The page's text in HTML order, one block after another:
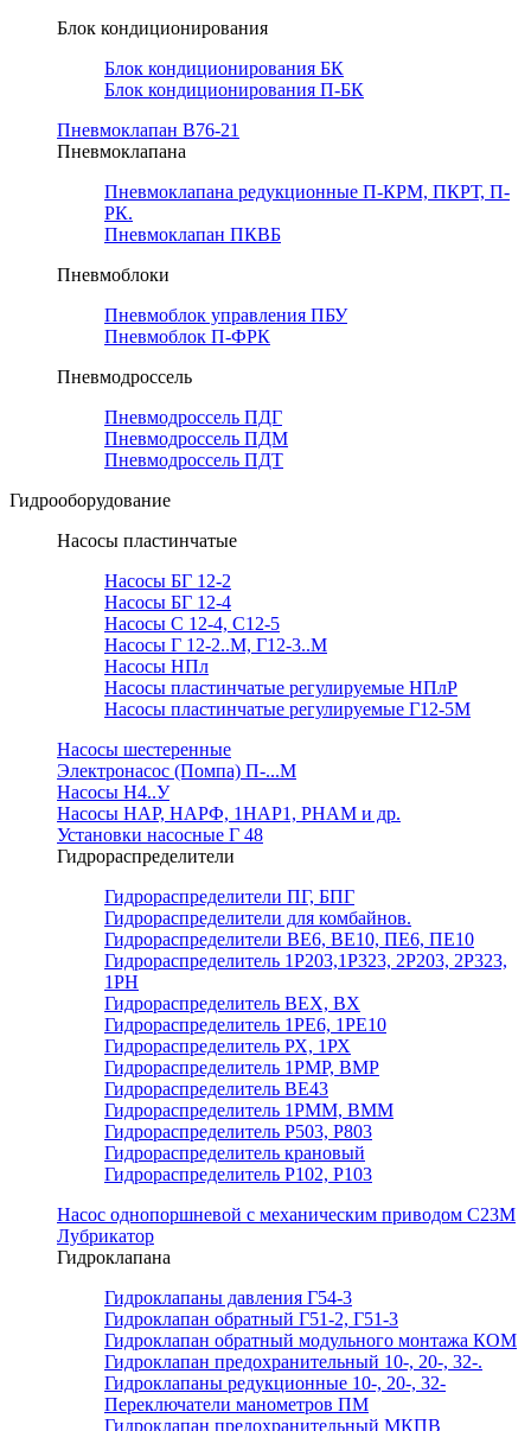
Блок кондиционирования
Блок кондиционирования БК
Блок кондиционирования П-БК
Пневмоклапан В76-21
Пневмоклапана
Пневмоклапана редукционные П-КРМ, ПКРТ, П-
РК.
Пневмоклапан ПКВБ
Пневмоблоки
Пневмоблок управления ПБУ
Пневмоблок П-ФРК
Пневмодроссель
Пневмодроссель ПДГ
Пневмодроссель ПДМ
Пневмодроссель ПДТ
Гидрооборудование
Насосы пластинчатые
Насосы БГ 12-2
Насосы БГ 12-4
Насосы С 12-4, С12-5
Насосы Г 12-2..М, Г12-3..М
Насосы НПл
Насосы пластинчатые регулируемые НПлР
Насосы пластинчатые регулируемые Г12-5М
Насосы шестеренные
Электронасос (Помпа) П-...М
Насосы Н4..У
Насосы НАР, НАРФ, 1НАР1, РНАМ и др.
Установки насосные Г 48
Гидрораспределители
Гидрораспределители ПГ, БПГ
Гидрораспределители для комбайнов.
Гидрораспределители ВЕ6, ВЕ10, ПЕ6, ПЕ10
Гидрораспределитель 1Р203,1Р323, 2Р203, 2Р323,
1РН
Гидрораспределитель ВЕХ, ВХ
Гидрораспределитель 1РЕ6, 1РЕ10
Гидрораспределитель РХ, 1РХ
Гидрораспределитель 1РМР, ВМР
Гидрораспределитель ВЕ43
Гидрораспределитель 1РММ, ВММ
Гидрораспределитель Р503, Р803
Гидрораспределитель крановый
Гидрораспределитель Р102, Р103
Насос однопоршневой с механическим приводом С23М
Лубрикатор
Гидроклапана
Гидроклапаны давления Г54-3
Гидроклапан обратный Г51-2, Г51-3
Гидроклапан обратный модульного монтажа КОМ
Гидроклапан предохранительный 10-, 20-, 32-.
Гидроклапаны редукционные 10-, 20-, 32-
Переключатели манометров ПМ
Гидроклапан предохранительный МКПВ